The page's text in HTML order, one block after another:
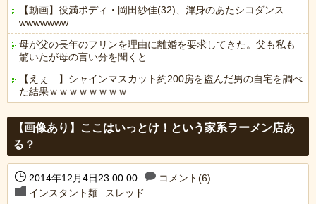
【動画】役満ボディ・岡田紗佳(32)、渾身のあたシコダンス
wwwwwww
母が父の長年のフリンを理由に離婚を要求してきた。父も私も
驚いたが母の言い分を聞くと...
【えぇ…】シャインマスカット約200房を盗んだ男の自宅を調べ
た結果ｗｗｗｗｗｗｗｗ
【画像あり】ここはいっとけ！という家系ラーメン店あ
る？
2014年12月4日23:00:00
コメント(6)
インスタント麺
スレッド